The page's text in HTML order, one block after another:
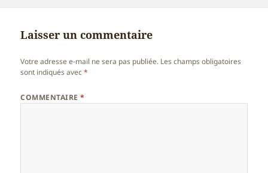
Laisser un commentaire
Votre adresse e-mail ne sera pas publiée. Les champs obligatoires
sont indiqués avec*
COMMENTAIRE*